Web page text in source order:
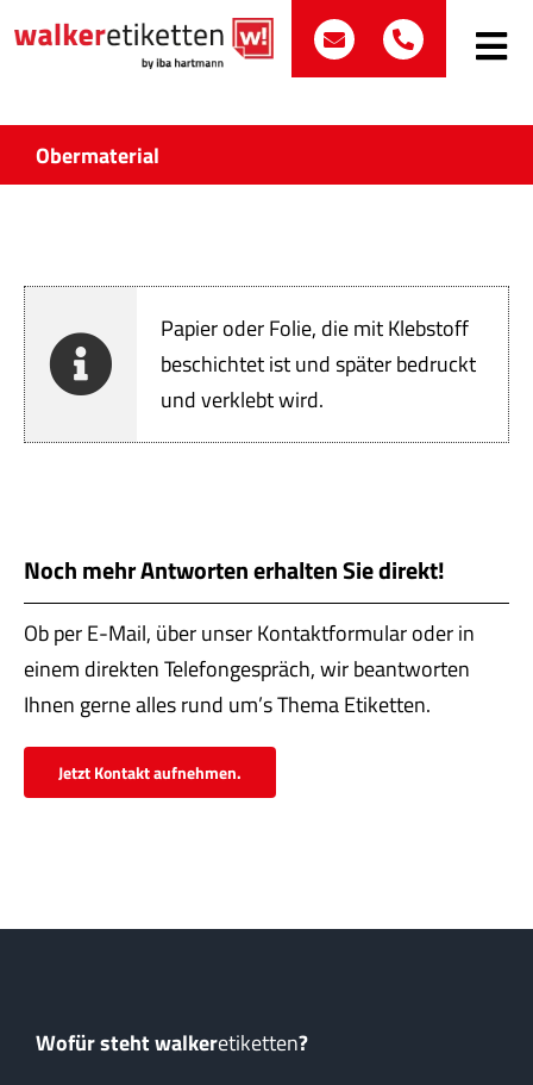
Inhalt
post@walker-
+49Toggle
Obermaterial
Papier oder Folie, die mit Klebstoff
beschichtet ist und später bedruckt
und verklebt wird.
Noch mehr Antworten erhalten Sie direkt!
Ob per E-Mail, über unser Kontaktformular oder in
einem direkten Telefongespräch, wir beantworten
Ihnen gerne alles rund um’s Thema Etiketten.
Jetzt Kontakt aufnehmen.
Wofür steht walkeretiketten?